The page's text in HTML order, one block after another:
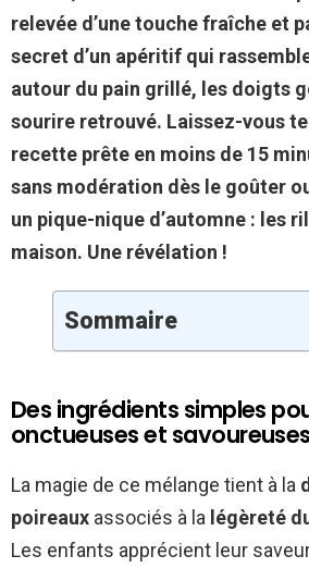
relevée d’une touche fraîche et
secret d’un apéritif qui
autour du pain grillé, les doigts
sourire retrouvé. Laissez-vous
recette prête en moins de 15
sans modération dès le goûter
un pique-nique d’automne : les
maison. Une révélation !
Sommaire
Des ingrédients simples
onctueuses et savoureuses
La magie de ce mélange tient à la
poireaux associés à la légèreté
Les enfants apprécient leur